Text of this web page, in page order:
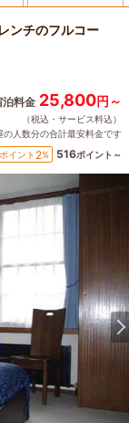
ンチのフルコー
泊料金 25,800円～
（税込・サービス料込）
人数分の合計最安料金です
ポイント 2% 516ポイント～